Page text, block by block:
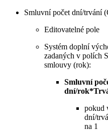
Smluvní počet dní/trvání
Editovatelné pole
Systém doplní
zadaných v polích
smlouvy (rok):
Smluvní
dní/
pokud
dní/
na 1